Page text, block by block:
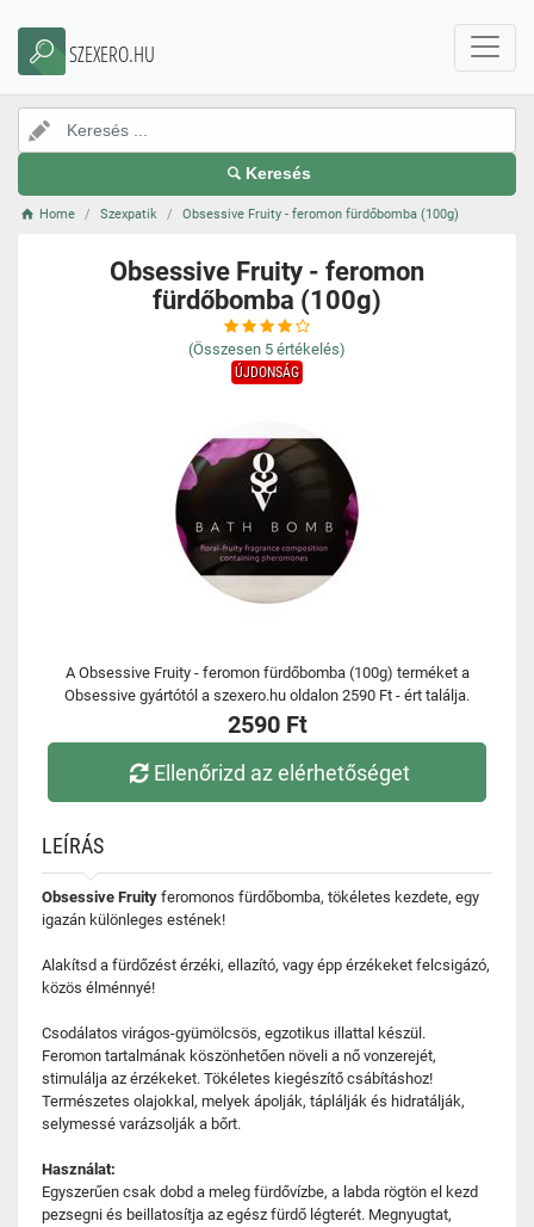
SZEXERO.HU
Keresés
Home Szexpatik Obsessive Fruity - feromon fürdőbomba (100g)
Obsessive Fruity - feromon
fürdőbomba (100g)
(Összesen 5 értékelés)
ÚJDONSÁG
A Obsessive Fruity - feromon fürdőbomba (100g) terméket a
Obsessive gyártótól a szexero.hu oldalon 2590 Ft - ért találja.
2590 Ft
Ellenőrizd az elérhetőséget
LEÍRÁS
Obsessive Fruity feromonos fürdőbomba, tökéletes kezdete, egy
igazán különleges estének!
Alakítsd a fürdőzést érzéki, ellazító, vagy épp érzékeket felcsigázó,
közös élménnyé!
Csodálatos virágos-gyümölcsös, egzotikus illattal készül.
Feromon tartalmának köszönhetően növeli a nő vonzerejét,
stimulálja az érzékeket. Tökéletes kiegészítő csábításhoz!
Természetes olajokkal, melyek ápolják, táplálják és hidratálják,
selymessé varázsolják a bőrt.
Használat:
Egyszerűen csak dobd a meleg fürdővízbe, a labda rögtön el kezd
pezsegni és beillatosítja az egész fürdő légterét. Megnyugtat,